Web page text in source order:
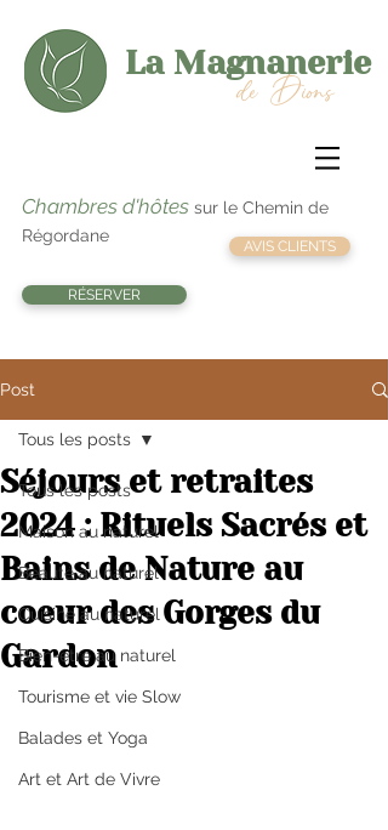
de Dions
Chambres d'hôtes sur le Chemin de
Régordane
AVIS CLIENTS
La Magnanerie
RÉSERVER
Post
Tous les posts
Maison au naturel
Beauté au naturel
Cuisine au naturel
Bien-être au naturel
Tourisme et vie Slow
Balades et Yoga
Art et Art de Vivre
Tous les posts
Séjours et retraites
2024 : Rituels Sacrés et
Bains de Nature au
coeur des Gorges du
Gardon